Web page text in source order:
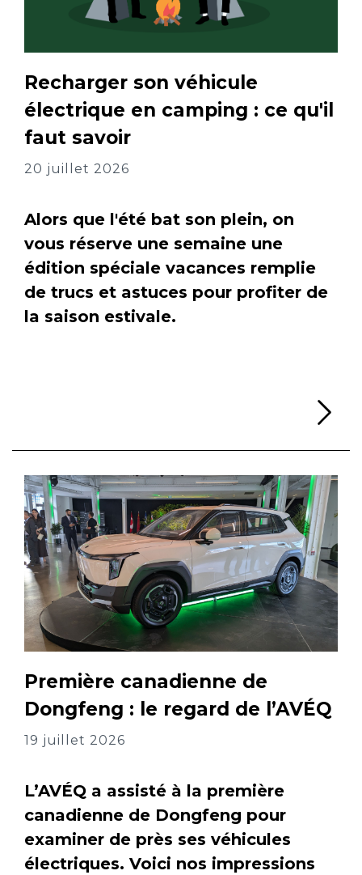
Recharger son véhicule
électrique en camping : ce qu'il
faut savoir
20 juillet 2026
Alors que l'été bat son plein, on
vous réserve une semaine une
édition spéciale vacances remplie
de trucs et astuces pour profiter de
la saison estivale.
Première canadienne de
Dongfeng : le regard de l’AVÉQ
19 juillet 2026
L’AVÉQ a assisté à la première
canadienne de Dongfeng pour
examiner de près ses véhicules
électriques. Voici nos impressions